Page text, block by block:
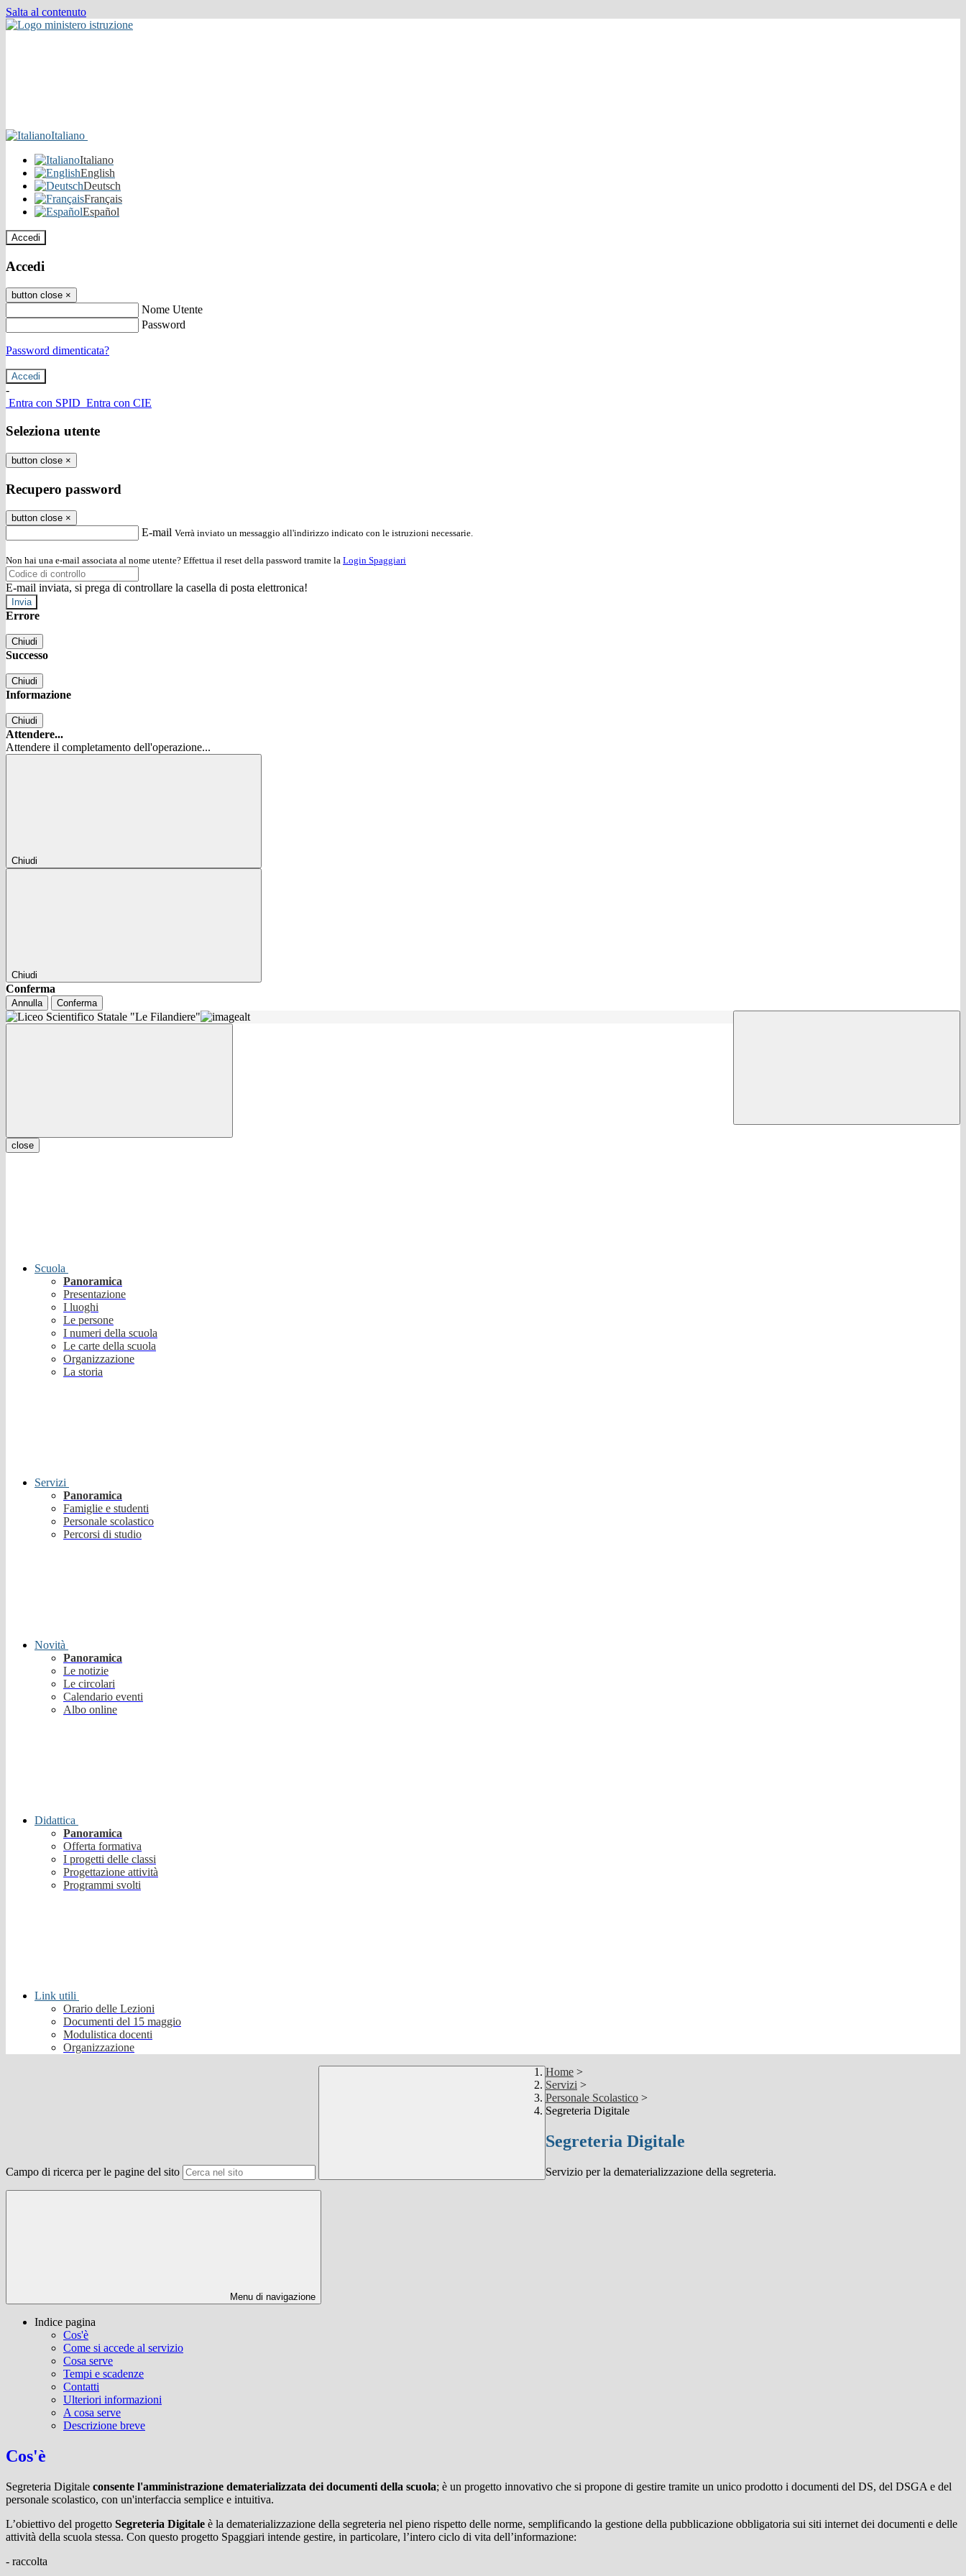
Salta al contenuto
Italiano
Italiano
English
Deutsch
Français
Español
Accedi
Accedi
button close ×
Nome Utente
Password
Password dimenticata?
-
Entra con SPID Entra con CIE
Seleziona utente
button close ×
Recupero password
button close ×
E-mail Verrà inviato un messaggio all'indirizzo indicato con le istruzioni necessarie.
Non hai una e-mail associata al nome utente? Effettua il reset della password tramite la Login Spaggiari
E-mail inviata, si prega di controllare la casella di posta elettronica!
Errore
Chiudi
Successo
Chiudi
Informazione
Chiudi
Attendere...
Attendere il completamento dell'operazione...
Chiudi
Chiudi
Conferma
Annulla Conferma
close
Scuola
Panoramica
Presentazione
I luoghi
Le persone
I numeri della scuola
Le carte della scuola
Organizzazione
La storia
Servizi
Panoramica
Famiglie e studenti
Personale scolastico
Percorsi di studio
Novità
Panoramica
Le notizie
Le circolari
Calendario eventi
Albo online
Didattica
Panoramica
Offerta formativa
I progetti delle classi
Progettazione attività
Programmi svolti
Link utili
Orario delle Lezioni
Documenti del 15 maggio
Modulistica docenti
Organizzazione
Campo di ricerca per le pagine del sito
Home >
Servizi >
Personale Scolastico >
Segreteria Digitale
Segreteria Digitale
Servizio per la dematerializzazione della segreteria.
Menu di navigazione
Indice pagina
Cos'è
Come si accede al servizio
Cosa serve
Tempi e scadenze
Contatti
Ulteriori informazioni
A cosa serve
Descrizione breve
Cos'è
Segreteria Digitale consente l'amministrazione dematerializzata dei documenti della scuola; è un progetto innovativo che si propone di gestire tramite un unico prodotto i documenti del DS, del DSGA e del
personale scolastico, con un'interfaccia semplice e intuitiva.
L’obiettivo del progetto Segreteria Digitale è la dematerializzazione della segreteria nel pieno rispetto delle norme, semplificando la gestione della pubblicazione obbligatoria sui siti internet dei documenti e delle
attività della scuola stessa. Con questo progetto Spaggiari intende gestire, in particolare, l’intero ciclo di vita dell’informazione:
- raccolta